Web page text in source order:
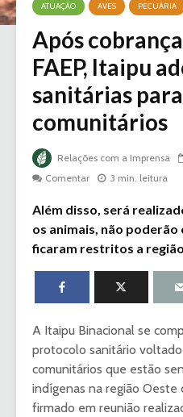
ATUAÇÃO AVES PECUÁRIA
Após
FAEP, Itaipu
sanitárias
comunitários
Relações com a Imprensa
Comentar
3 min. leitura
Além disso, será
os animais, não
ficaram restritos a
A Itaipu Binacional se
protocolo sanitário
comunitários que estão
indígenas na região Oeste
firmado em reunião